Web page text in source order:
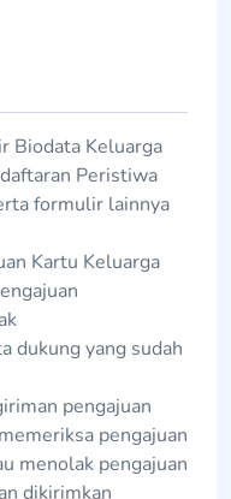
Biodata Keluarga
Peristiwa
formulir lainnya
Kartu Keluarga
dukung yang sudah
pengajuan
pengajuan
menolak pengajuan
dikirimkan